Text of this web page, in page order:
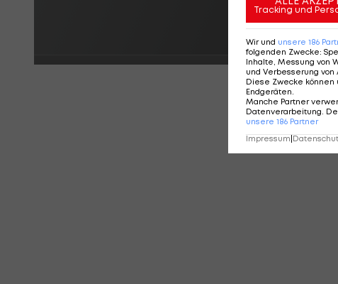
Tracking und
Wir und unsere 186
folgenden Zwecke:
Inhalte, Messung von
und Verbesserung von
Diese Zwecke können
Endgeräten
Manche Partner
Datenverarbeitung.
unsere 186 Partner
Impressum|